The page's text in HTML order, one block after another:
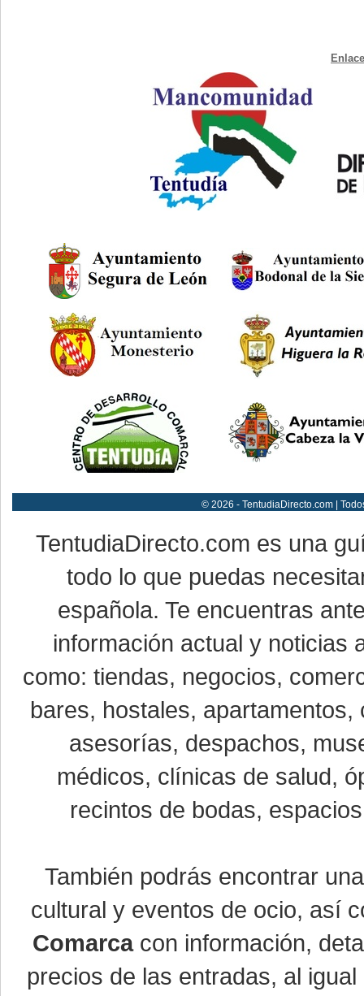
© 2026 - TentudiaDirecto.com |
TentudiaDirecto.com es una
todo lo que puedas
española. Te encuentras
información actual y noticias
como: tiendas, negocios,
bares, hostales,
asesorías, despachos,
médicos, clínicas de salud,
recintos de bodas,
También podrás encontrar
cultural y eventos de ocio, así
Comarcacon información,
precios de las entradas, al